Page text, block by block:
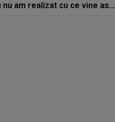
nu am realizat cu ce vine asta